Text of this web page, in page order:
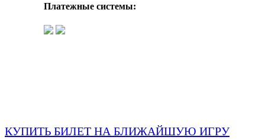
Платежные системы:
КУПИТЬ БИЛЕТ НА БЛИЖАЙШУЮ ИГРУ